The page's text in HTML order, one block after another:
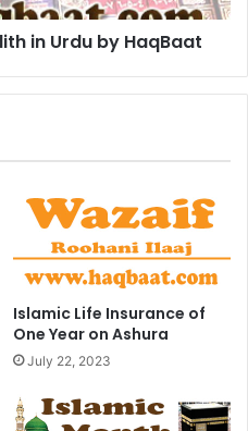
in Urdu by HaqBaat
Islamic Life Insurance of
One Year on Ashura
July 22, 2023